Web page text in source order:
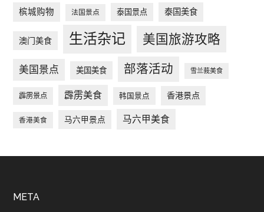
槟城购物 法国景点 泰国景点 泰国美食
澳门美食 生活杂记 美国旅游攻略
美国景点 美国美食 部落活动 雪兰莪美食
霹雳景点 霹雳美食 韩国景点 香港景点
香港美食 马六甲景点 马六甲美食
Footer
META